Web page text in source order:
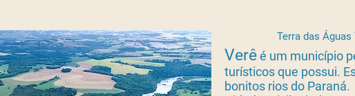
Terra das Águas
Verêé um município
turísticos que possui.
bonitos rios do Paraná.